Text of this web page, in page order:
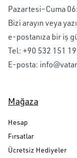
Pazartesi–Cuma
Bizi arayın veya
e-postanıza bir iş
Tel: +90 532 151
E-posta:
Mağaza
Hesap
Fırsatlar
Ücretsiz Hediyeler